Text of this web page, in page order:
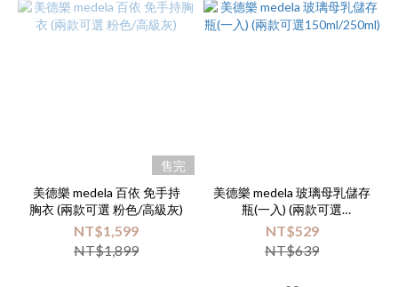
售完
美德樂 medela 百依 免手持
胸衣 (兩款可選 粉色/高級灰)
NT$1,599
NT$1,899
美德樂 medela 玻璃母乳儲存
瓶(一入) (兩款可選
150ml/250ml)
NT$529
NT$639